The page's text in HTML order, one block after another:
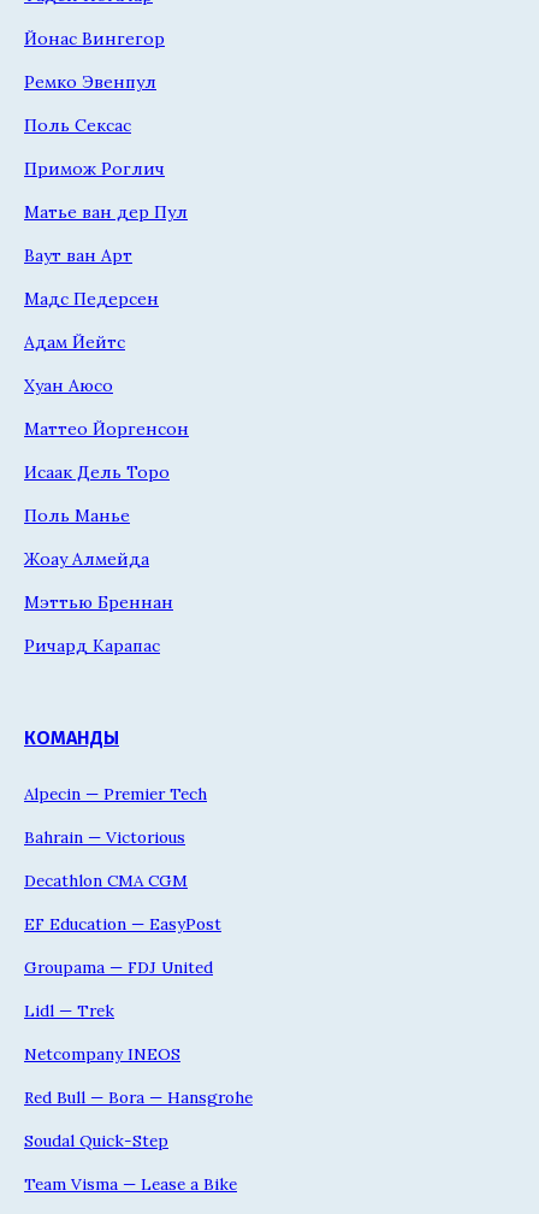
Йонас Вингегор
Ремко Эвенпул
Поль Сексас
Примож Роглич
Матье ван дер Пул
Ваут ван Арт
Мадс Педерсен
Адам Йейтс
Хуан Аюсо
Маттео Йоргенсон
Исаак Дель Торо
Поль Манье
Жоау Алмейда
Мэттью Бреннан
Ричард Карапас
КОМАНДЫ
Alpecin — Premier Tech
Bahrain — Victorious
Decathlon CMA CGM
EF Education — EasyPost
Groupama — FDJ United
Lidl — Trek
Netcompany INEOS
Red Bull — Bora — Hansgrohe
Soudal Quick-Step
Team Visma — Lease a Bike